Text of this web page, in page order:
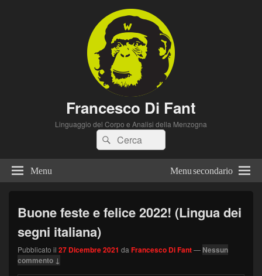
Francesco Di Fant
Linguaggio del Corpo e Analisi della Menzogna
Cerca:Cerca
Menu Menu secondario
Buone feste e felice 2022! (Lingua dei
segni italiana)
Pubblicato il 27 Dicembre 2021 da Francesco Di Fant— Nessun
commento ↓